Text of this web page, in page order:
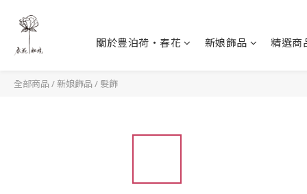
關於豊泊荷‧春花 新娘飾品 精選商
全部商品 /新娘飾品 / 髮飾